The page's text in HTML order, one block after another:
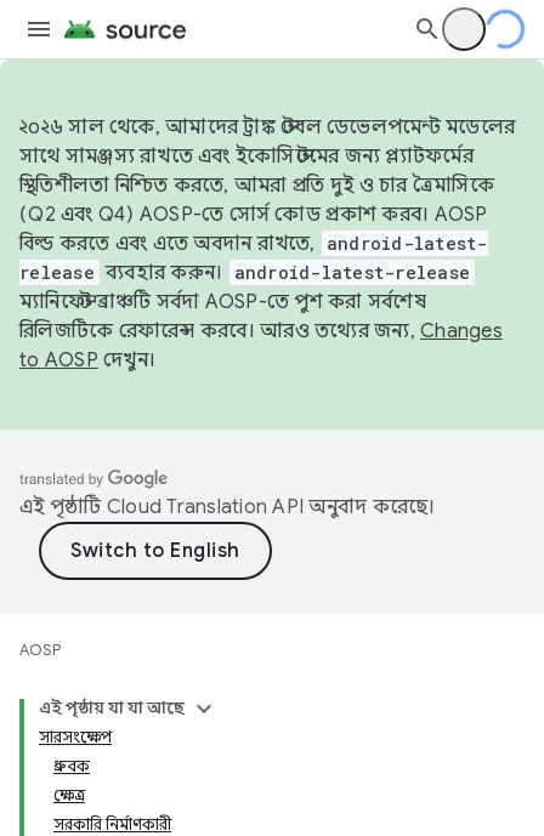
২০২৬ সাল থেকে, আমাদের ট্রাঙ্ক স্টেবল ডেভেলপমেন্ট মডেলের
সাথে সামঞ্জস্য রাখতে এবং ইকোসিস্টেমের জন্য প্ল্যাটফর্মের
স্থিতিশীলতা নিশ্চিত করতে, আমরা প্রতি দুই ও চার ত্রৈমাসিকে
(Q2 এবং Q4) AOSP-তে সোর্স কোড প্রকাশ করব। AOSP
বিল্ড করতে এবং এতে অবদান রাখতে,
android-latest-
release ব্যবহার করুন। android-latest-release
ম্যানিফেস্ট ব্রাঞ্চটি সর্বদা AOSP-তে পুশ করা সর্বশেষ
রিলিজটিকে রেফারেন্স করবে। আরও তথ্যের জন্য, Changes
to AOSP দেখুন।
এই পৃষ্ঠাটি Cloud Translation API অনুবাদ করেছে।
AOSP
এই পৃষ্ঠায় যা যা আছে
সারসংক্ষেপ
ধ্রুবক
ক্ষেত্র
সরকারি নির্মাণকারী